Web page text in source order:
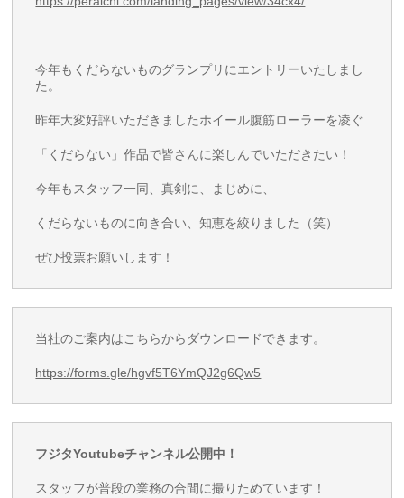
今年もくだらないものグランプリにエントリーいたしまし
た。
昨年大変好評いただきましたホイール腹筋ローラーを凌ぐ
「くだらない」作品で皆さんに楽しんでいただきたい！
今年もスタッフ一同、真剣に、まじめに、
くだらないものに向き合い、知恵を絞りました（笑）
ぜひ投票お願いします！
当社のご案内はこちらからダウンロードできます。
https://forms.gle/hgvf5T6YmQJ2g6Qw5
フジタYoutubeチャンネル公開中！
スタッフが普段の業務の合間に撮りためています！